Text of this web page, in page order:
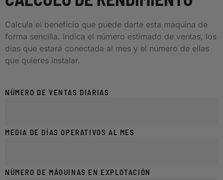
Calcula el beneficio que puede darte esta máquina de
forma sencilla. Indica el número estimado de ventas, los
días que estará conectada al mes y el número de ellas
que quieres instalar.
NÚMERO DE VENTAS DIARIAS
MEDIA DE DÍAS OPERATIVOS AL MES
NÚMERO DE MÁQUINAS EN EXPLOTACIÓN